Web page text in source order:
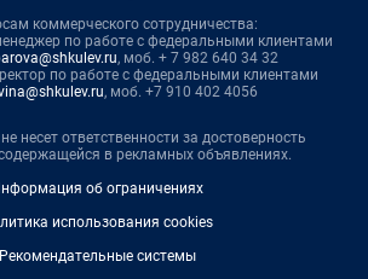
коммерческого сотрудничества:
по работе с федеральными клиентами
, моб. + 7 982 640 34 32
по работе с федеральными клиентами
, моб. +7 910 402 4056
несет ответственности за достоверность
в рекламных объявлениях.
об ограничениях
использования cookies
Рекомендательные системы